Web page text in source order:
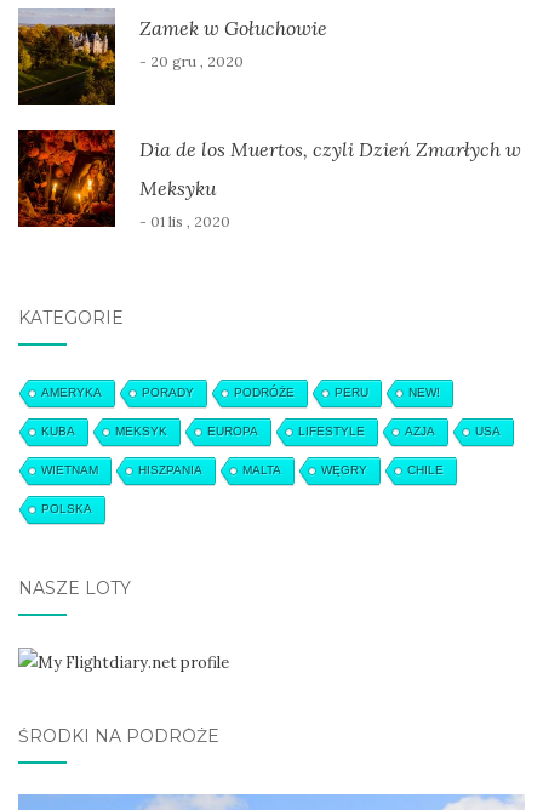
Zamek w Gołuchowie
- 20 gru , 2020
Dia de los Muertos, czyli Dzień Zmarłych w
Meksyku
- 01 lis , 2020
KATEGORIE
AMERYKA PORADY PODRÓŻE PERU NEW!
KUBA MEKSYK EUROPA LIFESTYLE AZJA USA
WIETNAM HISZPANIA MALTA WĘGRY CHILE
POLSKA
NASZE LOTY
ŚRODKI NA PODRÓŻE